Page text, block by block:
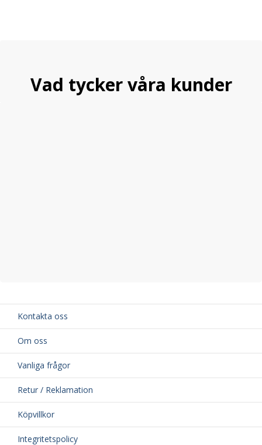
Vad tycker våra kunder
Kontakta oss
Om oss
Vanliga frågor
Retur / Reklamation
Köpvillkor
Integritetspolicy